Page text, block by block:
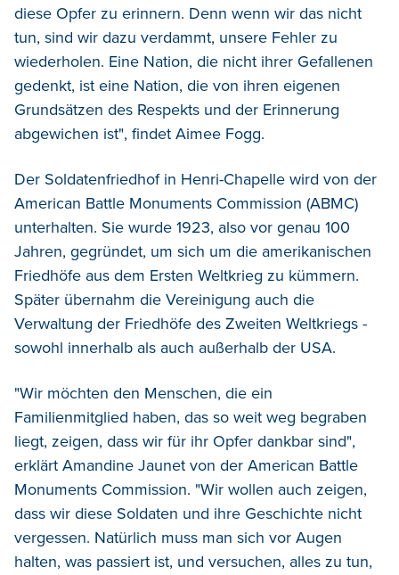
diese Opfer zu erinnern. Denn wenn wir das nicht
tun, sind wir dazu verdammt, unsere Fehler zu
wiederholen. Eine Nation, die nicht ihrer Gefallenen
gedenkt, ist eine Nation, die von ihren eigenen
Grundsätzen des Respekts und der Erinnerung
abgewichen ist", findet Aimee Fogg.
Der Soldatenfriedhof in Henri-Chapelle wird von der
American Battle Monuments Commission (ABMC)
unterhalten. Sie wurde 1923, also vor genau 100
Jahren, gegründet, um sich um die amerikanischen
Friedhöfe aus dem Ersten Weltkrieg zu kümmern.
Später übernahm die Vereinigung auch die
Verwaltung der Friedhöfe des Zweiten Weltkriegs -
sowohl innerhalb als auch außerhalb der USA.
"Wir möchten den Menschen, die ein
Familienmitglied haben, das so weit weg begraben
liegt, zeigen, dass wir für ihr Opfer dankbar sind",
erklärt Amandine Jaunet von der American Battle
Monuments Commission. "Wir wollen auch zeigen,
dass wir diese Soldaten und ihre Geschichte nicht
vergessen. Natürlich muss man sich vor Augen
halten, was passiert ist, und versuchen, alles zu tun,